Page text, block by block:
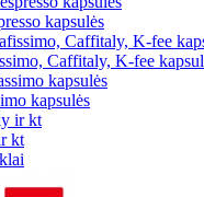
kapsulės
Caffitaly, K-fee
kapsulės
kt